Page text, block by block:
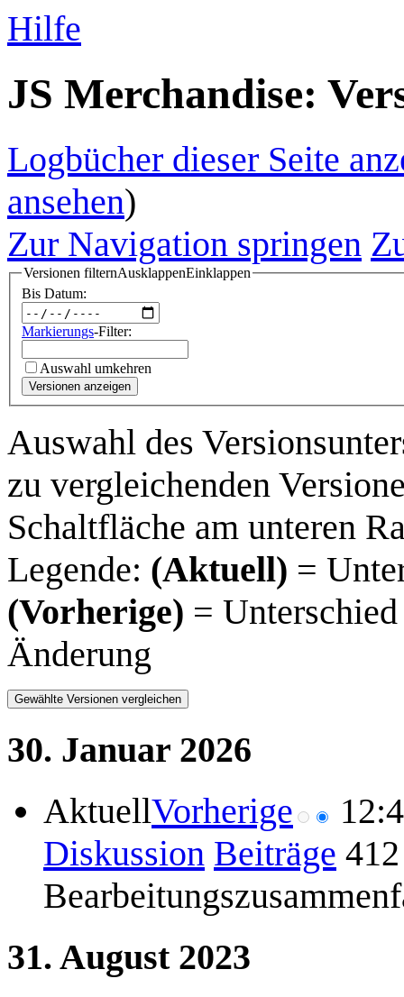
Hilfe
JS Merchandise:
Logbücher dieser Seite
ansehen)
Zur Navigation springen
Versionen filternAusklappenEinklappen
Bis Datum:
Markierungs-Filter:
Auswahl umkehren
Versionen anzeigen
Auswahl des
zu vergleichenden
Schaltfläche am unteren
Legende: (Aktuell) =
(Vorherige) =
Änderung
30. Januar 2026
AktuellVorherige
Diskussion Beiträge
31. August 2023